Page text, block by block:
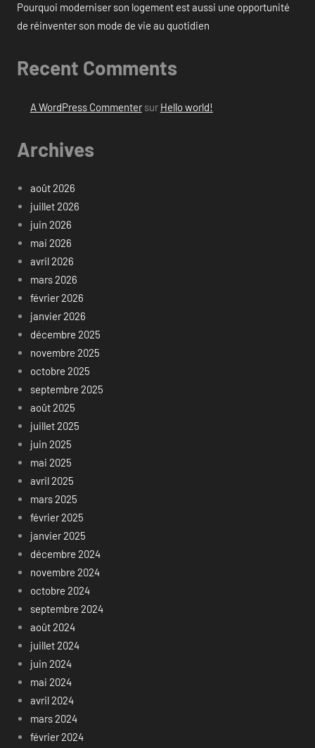
Pourquoi moderniser son logement est aussi une opportunité
de réinventer son mode de vie au quotidien
Recent Comments
A WordPress Commentersur Hello world!
Archives
août 2026
juillet 2026
juin 2026
mai 2026
avril 2026
mars 2026
février 2026
janvier 2026
décembre 2025
novembre 2025
octobre 2025
septembre 2025
août 2025
juillet 2025
juin 2025
mai 2025
avril 2025
mars 2025
février 2025
janvier 2025
décembre 2024
novembre 2024
octobre 2024
septembre 2024
août 2024
juillet 2024
juin 2024
mai 2024
avril 2024
mars 2024
février 2024